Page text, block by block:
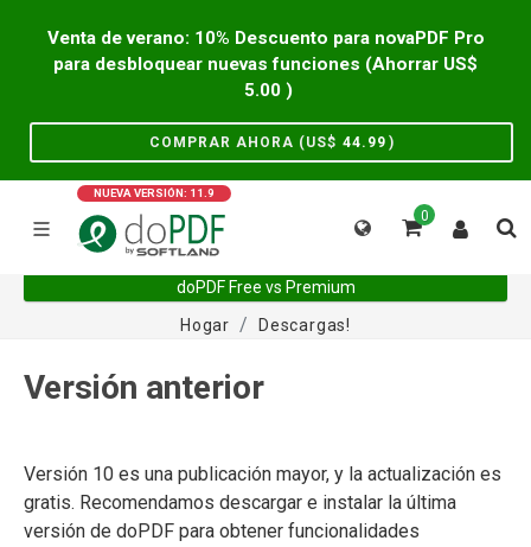
Venta de verano: 10% Descuento para novaPDF Pro
5.00 )
COMPRAR AHORA (US$ 44.99 )
NUEVA VERSIÓN: 11.9
0
doPDF Free vs Premium
Hogar
Descargas!
Versión anterior
Versión 10 es una publicación mayor, y la actualización es
gratis. Recomendamos descargar e instalar la última
versión de doPDF para obtener funcionalidades